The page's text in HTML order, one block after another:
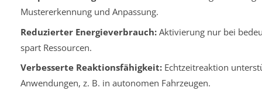
Mustererkennung und Anpassung.
Reduzierter Energieverbrauch:Aktivierung nur bei
spart Ressourcen.
Verbesserte Reaktionsfähigkeit:Echtzeitreaktion
Anwendungen, z. B. in autonomen Fahrzeugen.